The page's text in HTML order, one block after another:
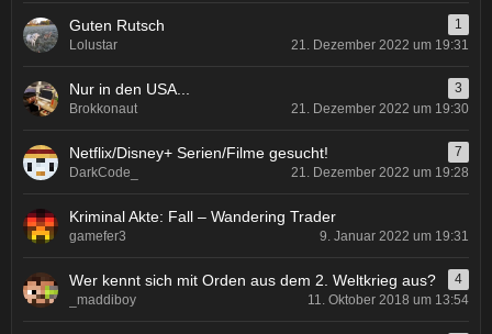
Guten Rutsch
1
Lolustar
21. Dezember 2022 um 19:31
Nur in den USA...
3
Brokkonaut
21. Dezember 2022 um 19:30
Netflix/Disney+ Serien/Filme gesucht!
7
DarkCode_
21. Dezember 2022 um 19:28
Kriminal Akte: Fall – Wandering Trader
gamefer3 9. Januar 2022 um 19:31
Wer kennt sich mit Orden aus dem 2. Weltkrieg aus?
4
_maddiboy
11. Oktober 2018 um 13:54